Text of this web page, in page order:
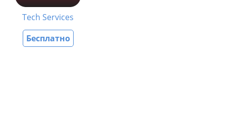
Tech Services
Бесплатно